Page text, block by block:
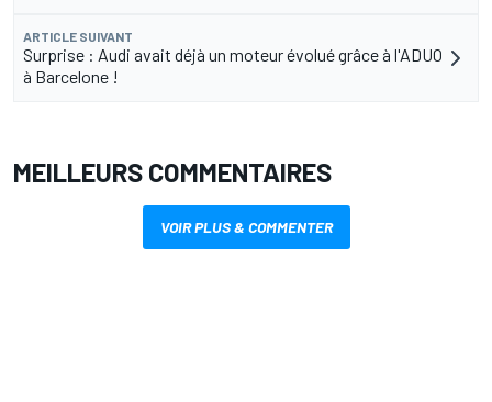
ARTICLE SUIVANT
Surprise : Audi avait déjà un moteur évolué grâce à l'ADUO
à Barcelone !
MEILLEURS COMMENTAIRES
VOIR PLUS & COMMENTER